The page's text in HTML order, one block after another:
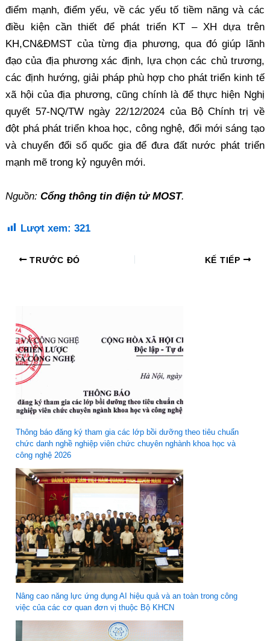
điểm mạnh, điểm yếu, về các yếu tố tiềm năng và các
điều kiện cần thiết để phát triển KT – XH dựa trên
KH,CN&ĐMST của từng địa phương, qua đó giúp lãnh
đạo của địa phương xác định, lựa chọn các chủ trương,
các định hướng, giải pháp phù hợp cho phát triển kinh tế
xã hội của địa phương, cũng chính là để thực hiện Nghị
quyết 57-NQ/TW ngày 22/12/2024 của Bộ Chính trị về
đột phá phát triển khoa học, công nghệ, đổi mới sáng tạo
và chuyển đổi số quốc gia để đưa đất nước phát triển
mạnh mẽ trong kỷ nguyên mới.
Nguồn:Cổng thông tin điện tử MOST.
Lượt xem: 321
TRƯỚC ĐÓ KẾ TIẾP
Thông báo đăng ký tham gia các lớp bồi dưỡng theo tiêu chuẩn
chức danh nghề nghiệp viên chức chuyên nghành khoa học và
công nghệ 2026
Nâng cao năng lực ứng dụng AI hiệu quả và an toàn trong công
việc của các cơ quan đơn vị thuộc Bộ KHCN